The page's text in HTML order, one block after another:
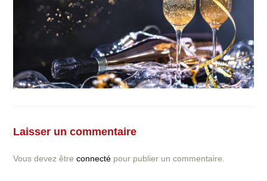
Laisser un commentaire
Vous devez êtreconnecté pour publier un commentaire.
N’hésitez pas à nous contacter ! nous vous proposerons
projet.